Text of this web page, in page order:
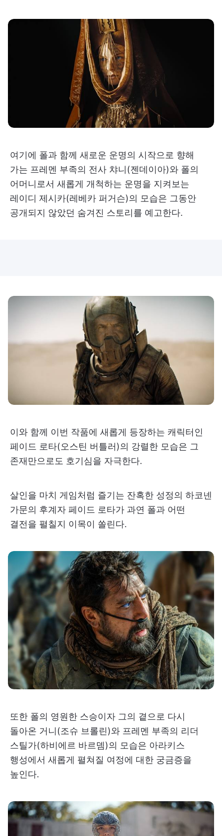
여기에 폴과 함께 새로운 운명의 시작으로 향해
가는 프레멘 부족의 전사 챠니(젠데이아)와 폴의
어머니로서 새롭게 개척하는 운명을 지켜보는
레이디 제시카(레베카 퍼거슨)의 모습은 그동안
공개되지 않았던 숨겨진 스토리를 예고한다.
이와 함께 이번 작품에 새롭게 등장하는 캐릭터인
페이드 로타(오스틴 버틀러)의 강렬한 모습은 그
존재만으로도 호기심을 자극한다.
살인을 마치 게임처럼 즐기는 잔혹한 성정의 하코넨
가문의 후계자 페이드 로타가 과연 폴과 어떤
결전을 펼칠지 이목이 쏠린다.
또한 폴의 영원한 스승이자 그의 곁으로 다시
돌아온 거니(조슈 브롤린)와 프레멘 부족의 리더
스틸가(하비에르 바르뎀)의 모습은 아라키스
행성에서 새롭게 펼쳐질 여정에 대한 궁금증을
높인다.